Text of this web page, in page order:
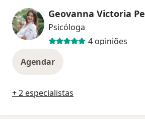
Psicóloga
4 opiniões
Agendar
+ 2 especialistas